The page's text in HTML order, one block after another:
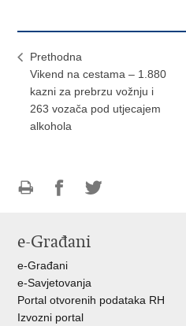
Prethodna
Vikend na cestama – 1.880
kazni za prebrzu vožnju i
263 vozača pod utjecajem
alkohola
FacebookuTwitteru
e-Građani
e-Građani
e-Savjetovanja
Portal otvorenih podataka RH
Izvozni portal